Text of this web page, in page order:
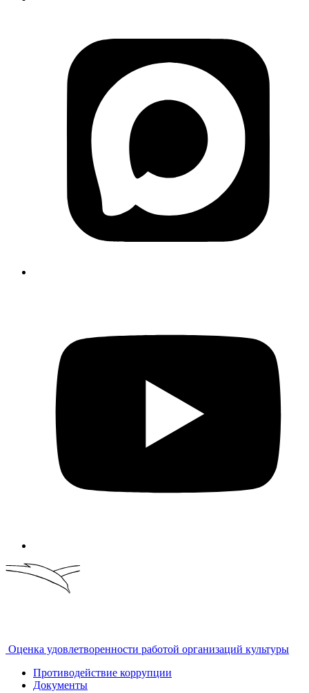
Оценка удовлетворенности работой организаций культуры
Противодействие коррупции
Документы